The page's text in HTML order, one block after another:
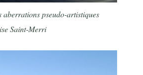
pseudo-artistiques
Saint-Merri